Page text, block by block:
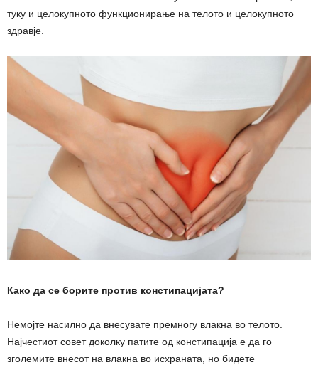
туку и целокупното функционирање на телото и целокупното
здравје.
Како да се борите против констипацијата?
Немојте насилно да внесувате премногу влакна во телото.
Најчестиот совет доколку патите од констипација е да го
зголемите внесот на влакна во исхраната, но бидете